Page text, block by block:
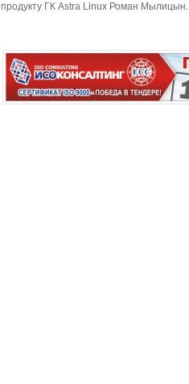
продукту ГК Astra Linux Роман Мылицын.